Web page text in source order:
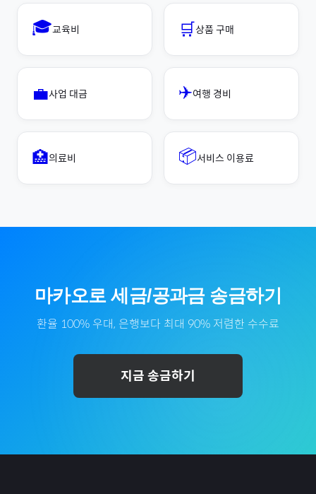
🎓교육비 🛒상품 구매
💼사업 대금 ✈️여행 경비
🏥의료비 📦서비스 이용료
마카오로 세금/공과금송금하기
환율 100% 우대, 은행보다 최대 90% 저렴한 수수료
지금 송금하기